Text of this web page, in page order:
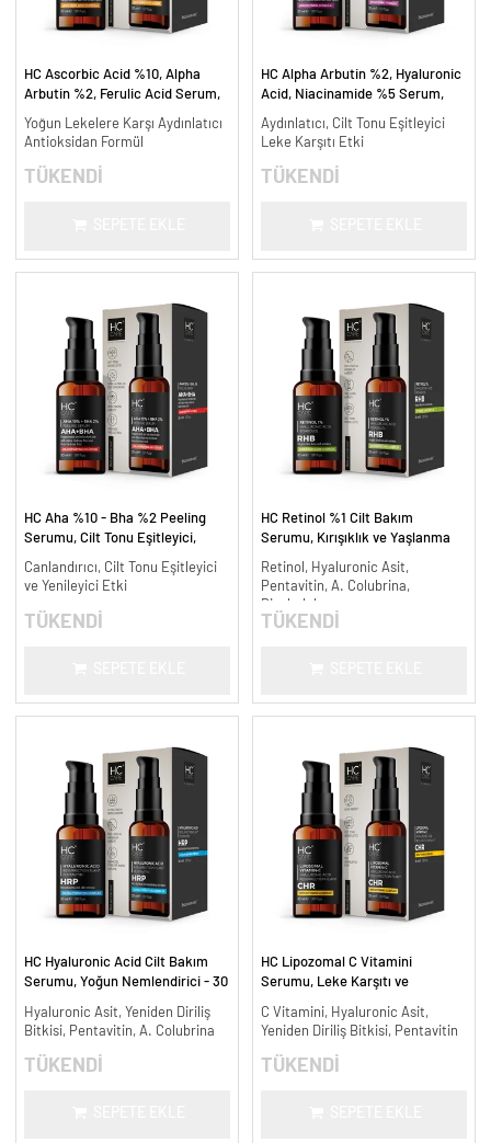
HC Ascorbic Acid %10, Alpha
Arbutin %2, Ferulic Acid Serum,
ml.
Yoğun Lekelere Karşı Aydınlatıcı
Antioksidan Formül
TÜKENDİ
HC Alpha Arbutin %2, Hyaluronic
Acid, Niacinamide %5 Serum,
ml.
Aydınlatıcı, Cilt Tonu Eşitleyici
Leke Karşıtı Etki
TÜKENDİ
HC Aha %10 - Bha %2 Peeling
Serumu, Cilt Tonu Eşitleyici,
Canlandırıcı, Cilt Tonu Eşitleyici
ve Yenileyici Etki
TÜKENDİ
HC Retinol %1 Cilt Bakım
Serumu, Kırışıklık ve Yaşlanma
Retinol, Hyaluronic Asit,
Pentavitin, A. Colubrina,
Bisabolol
TÜKENDİ
HC Hyaluronic Acid Cilt Bakım
Serumu, Yoğun Nemlendirici - 30
Hyaluronic Asit, Yeniden Diriliş
Bitkisi, Pentavitin, A. Colubrina
TÜKENDİ
HC Lipozomal C Vitamini
Serumu, Leke Karşıtı ve
C Vitamini, Hyaluronic Asit,
Yeniden Diriliş Bitkisi, Pentavitin
TÜKENDİ